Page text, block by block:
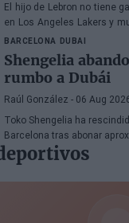
El hijo de Lebron no tiene
en Los Angeles Lakers y
hecho méritos para seguir
BARCELONA DUBAI
Shengelia
rumbo a Dubái
Raúl González - 06 Aug
Toko Shengelia ha
Barcelona tras abonar
de euros y se ha
temporada 2026-27. El
única campaña azulgrana